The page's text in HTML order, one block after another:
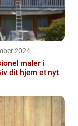
2024
maler i
dit hjem et nyt